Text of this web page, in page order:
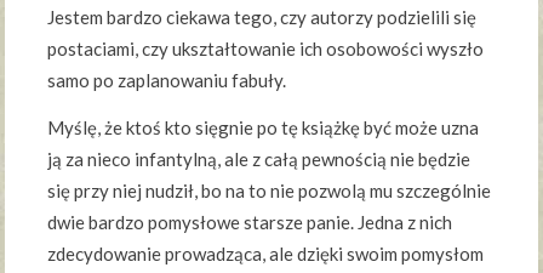
Jestem bardzo ciekawa tego, czy autorzy podzielili się
postaciami, czy ukształtowanie ich osobowości wyszło
samo po zaplanowaniu fabuły.
Myślę, że ktoś kto sięgnie po tę książkę być może uzna
ją za nieco infantylną, ale z całą pewnością nie będzie
się przy niej nudził, bo na to nie pozwolą mu szczególnie
dwie bardzo pomysłowe starsze panie. Jedna z nich
zdecydowanie prowadząca, ale dzięki swoim pomysłom